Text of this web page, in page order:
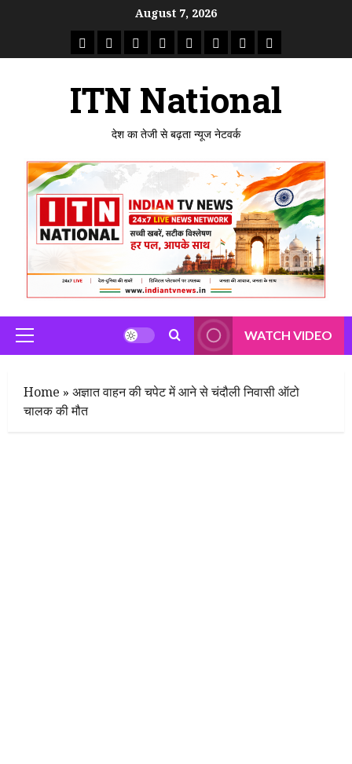
August 7, 2026
राष्ट्रीयताजा
उत्तर
मध्य
राजस्थान
पंजाब गुजरातमहाराष्ट्र
ITN National
देश का तेजी से बढ़ता न्यूज नेटवर्क
Primary
Menu
WATCH VIDEO
Home » अज्ञात वाहन की चपेट में आने से चंदौली निवासी ऑटो
चालक की मौत